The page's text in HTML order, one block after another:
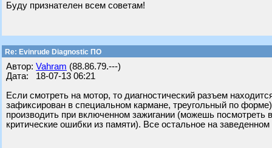
Буду признателен всем советам!
Re: Evinrude Diagnostic ПО
Автор: Vahram (88.86.79.---)
Дата: 18-07-13 06:21
Если смотреть на мотор, то диагностический разъем
зафиксирован в специальном кармане, треугольный по
производить при включенном зажигании (можешь
критические ошибки из памяти). Все остальное на